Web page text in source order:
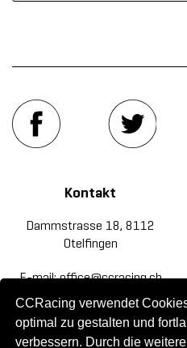
CCRacing verwendet
optimal zu gestalten und
verbessern. Durch die
Kontakt
Dammstrasse 18, 8112
Otelfingen
E-mail: office@ccracing.ch
Tel: +41(0)44 820 30 20